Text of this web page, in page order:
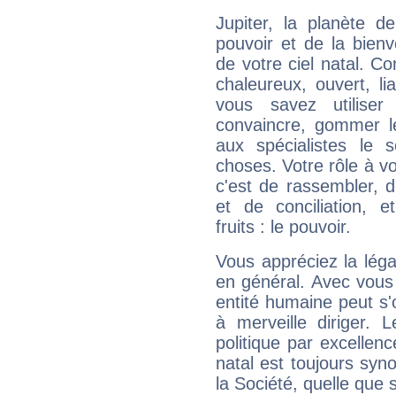
Jupiter, la planète
pouvoir et de la
de votre ciel natal.
chaleureux, ouvert,
vous savez
convaincre, gommer
aux spécialistes le
choses. Votre rôle à
c'est de rassembler,
et de conciliation,
fruits : le pouvoir.
Vous appréciez la
en général. Avec
entité humaine peut
à merveille diriger.
politique par
natal est toujours
la Société, quelle que